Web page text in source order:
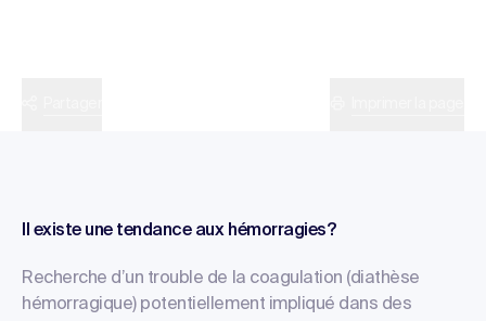
Il existe une tendance aux hémorragies?
Recherche d’un trouble de la coagulation (diathèse
hémorragique) potentiellement impliqué dans des